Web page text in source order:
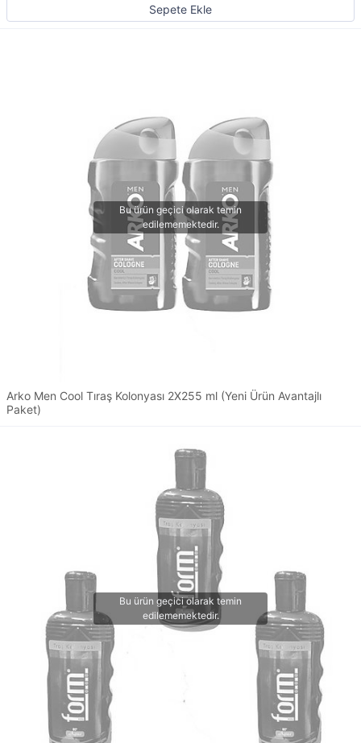
Sepete Ekle
Arko Men Cool Tıraş Kolonyası 2X255 ml (Yeni Ürün Avantajlı
Paket)